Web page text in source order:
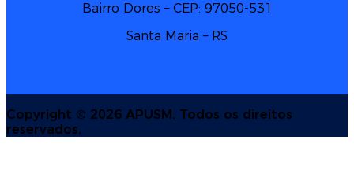
Bairro Dores – CEP: 97050-531
Santa Maria – RS
Copyright © 2026 APUSM. Todos os direitos
reservados.